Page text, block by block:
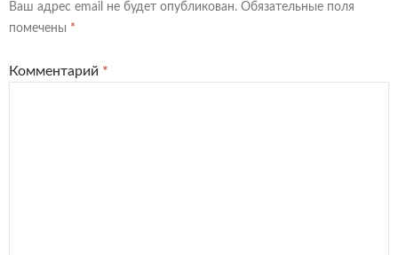
Ваш адрес email не будет опубликован. Обязательные поля
помечены *
Комментарий *